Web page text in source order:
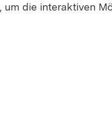
um die interaktiven